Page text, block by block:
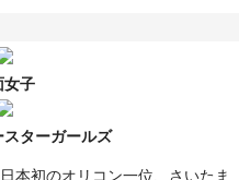
女子
スターガールズ
本初のオリコン一位、さいたま